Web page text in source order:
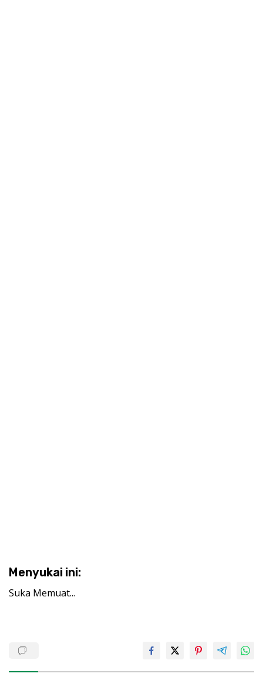
Menyukai ini:
Suka Memuat...